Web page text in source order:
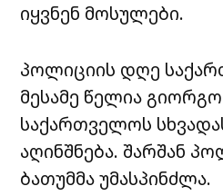
იყვნენ მოსულები.
პოლიციის დღე
მესამე წელია
საქართველოს
აღინშნება. შარშან
ბათუმმა უმასპინძლა.